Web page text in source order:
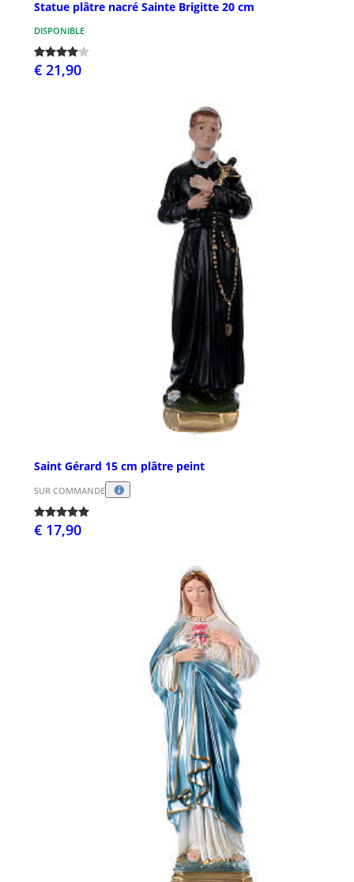
Statue plâtre nacré Sainte Brigitte 20 cm
DISPONIBLE
€ 21,90
Saint Gérard 15 cm plâtre peint
SUR COMMANDE
€ 17,90